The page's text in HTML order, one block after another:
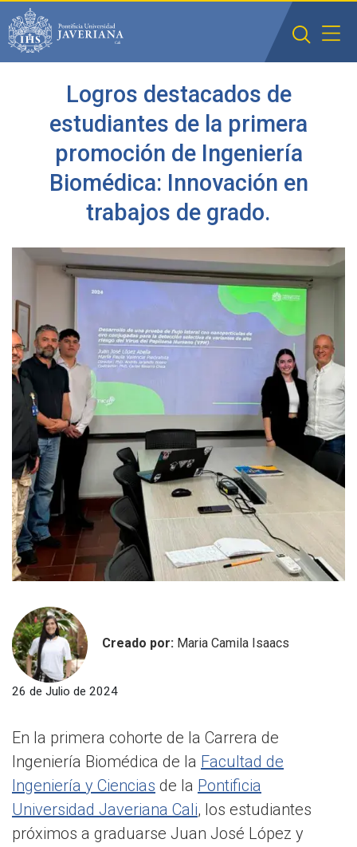
Saltar al contenido principalLogros destacados de
estudiantes de la primera
promoción de Ingeniería
Biomédica: Innovación en
trabajos de grado.
Creado por: Maria Camila Isaacs
26 de Julio de 2024
En la primera cohorte de la Carrera de
Ingeniería Biomédica de la Facultad de
Ingeniería y Ciencias de la Pontificia
Universidad Javeriana Cali, los estudiantes
próximos a graduarse Juan José López y